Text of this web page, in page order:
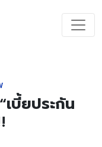
เบี้ยประกัน